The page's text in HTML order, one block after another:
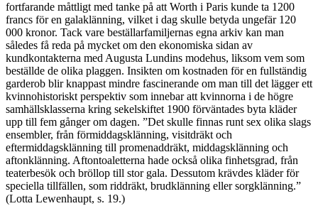
fortfarande måttligt med tanke på att Worth i Paris kunde ta 1200
francs för en galaklänning, vilket i dag skulle betyda ungefär 120
000 kronor. Tack vare beställarfamiljernas egna arkiv kan man
således få reda på mycket om den ekonomiska sidan av
kundkontakterna med Augusta Lundins modehus, liksom vem som
beställde de olika plaggen. Insikten om kostnaden för en fullständig
garderob blir knappast mindre fascinerande om man till det lägger ett
kvinnohistoriskt perspektiv som innebar att kvinnorna i de högre
samhällsklasserna kring sekelskiftet 1900 förväntades byta kläder
upp till fem gånger om dagen. ”Det skulle finnas runt sex olika slags
ensembler, från förmiddagsklänning, visitdräkt och
eftermiddagsklänning till promenaddräkt, middagsklänning och
aftonklänning. Aftontoaletterna hade också olika finhetsgrad, från
teaterbesök och bröllop till stor gala. Dessutom krävdes kläder för
speciella tillfällen, som riddräkt, brudklänning eller sorgklänning.”
(Lotta Lewenhaupt, s. 19.)